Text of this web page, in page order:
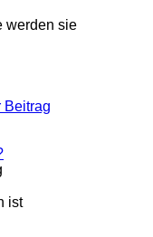
werden sie
Beitrag
ist